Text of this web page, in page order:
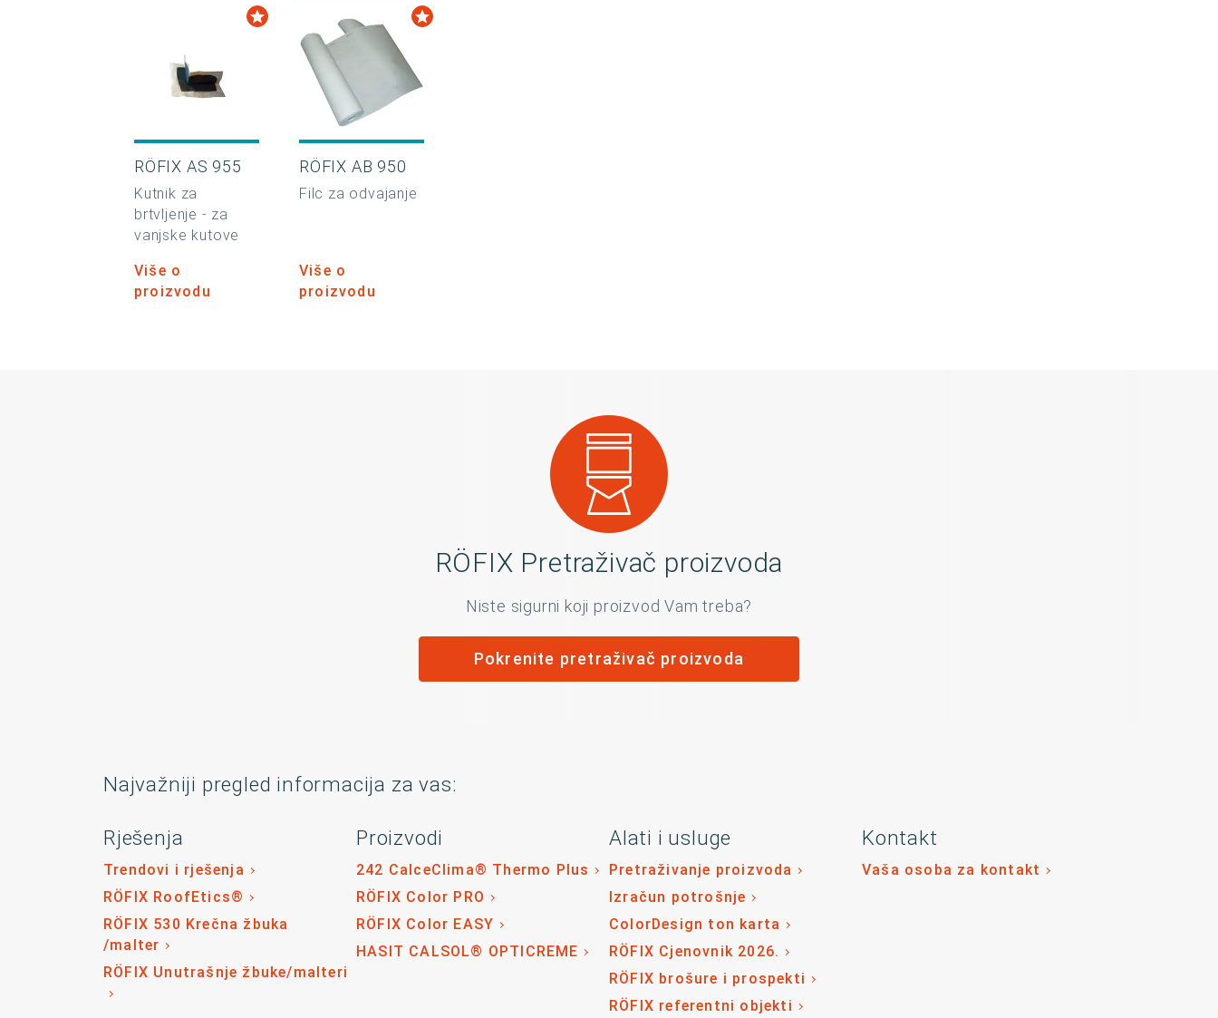
RÖFIX AS 955
Kutnik za
brtvljenje - za
vanjske kutove
Više o
proizvodu
RÖFIX AB 950
Filc za odvajanje
Više o
proizvodu
RÖFIX Pretraživač proizvoda
Niste sigurni koji proizvod Vam treba?
Pokrenite pretraživač proizvoda
Najvažniji pregled informacija za vas:
Rješenja
Trendovi i rješenja
RÖFIX RoofEtics®
RÖFIX 530 Krečna žbuka
/malter
RÖFIX Unutrašnje žbuke/malteri
Proizvodi
242 CalceClima® Thermo Plus
RÖFIX Color PRO
RÖFIX Color EASY
HASIT CALSOL® OPTICREME
Alati i usluge
Pretraživanje proizvoda
Izračun potrošnje
ColorDesign ton karta
RÖFIX Cjenovnik 2026.
RÖFIX brošure i prospekti
RÖFIX referentni objekti
Kontakt
Vaša osoba za kontakt